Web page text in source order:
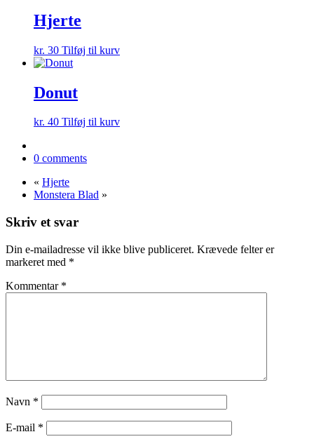
Hjerte
kr. 30 Tilføj til kurv
Donut
kr. 40 Tilføj til kurv
0 comments
« Hjerte
Monstera Blad »
Skriv et svar
Din e-mailadresse vil ikke blive publiceret. Krævede felter er
markeret med *
Kommentar *
Navn *
E-mail *